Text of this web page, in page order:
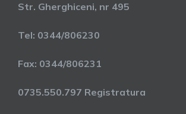
Str. Gherghiceni, nr 495
Tel: 0344/806230
Fax: 0344/806231
0735.550.797 Registratura